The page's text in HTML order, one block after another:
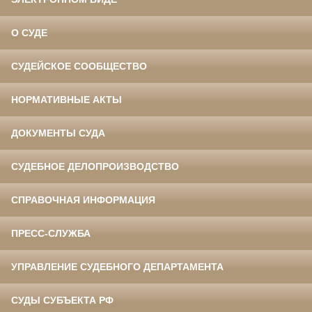
О СУДЕ
СУДЕЙСКОЕ СООБЩЕСТВО
НОРМАТИВНЫЕ АКТЫ
ДОКУМЕНТЫ СУДА
СУДЕБНОЕ ДЕЛОПРОИЗВОДСТВО
СПРАВОЧНАЯ ИНФОРМАЦИЯ
ПРЕСС-СЛУЖБА
УПРАВЛЕНИЕ СУДЕБНОГО ДЕПАРТАМЕНТА
СУДЫ СУБЪЕКТА РФ